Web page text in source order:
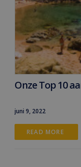
Onze Top 10
juni 9, 2022
READ MORE